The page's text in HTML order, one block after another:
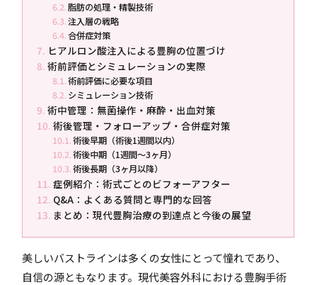
脂肪の処理・精製技術
注入層の戦略
合併症対策
ヒアルロン酸注入による豊胸の位置づけ
術前評価とシミュレーションの実際
術前評価に必要な項目
シミュレーション技術
術中管理：無菌操作・麻酔・出血対策
術後管理・フォローアップ・合併症対策
術後早期（術後1週間以内）
術後中期（1週間～3ヶ月）
術後長期（3ヶ月以降）
症例紹介：術式ごとのビフォーアフター
Q&A：よくある質問と専門的な回答
まとめ：現代豊胸治療の到達点と今後の展望
美しいバストラインは多くの女性にとって憧れであり、
自信の源ともなります。現代美容外科における豊胸手術